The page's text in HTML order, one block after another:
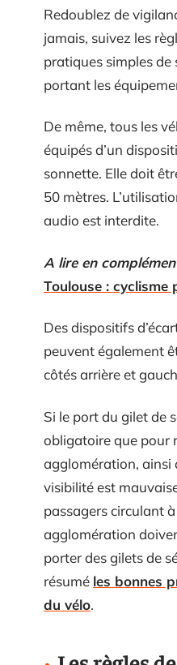
Redoublez de
jamais, suivez les
pratiques simples de
portant les
De même, tous les
équipés d’un
sonnette. Elle doit
50 mètres.
audio est interdite.
A lire en
Toulouse : cyclisme
Des dispositifs
peuvent également
côtés arrière et
Si le port du gilet de
obligatoire que pour
agglomération, ainsi
visibilité est
passagers circulant
agglomération
porter des gilets de
résumé les bonnes
du vélo.